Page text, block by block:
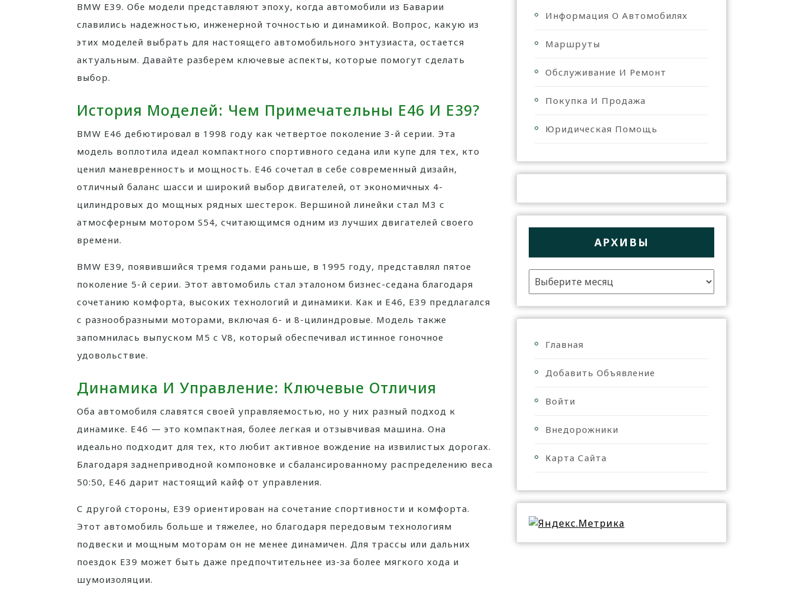
BMW E39. Обе модели представляют эпоху, когда автомобили из Баварии
славились надежностью, инженерной точностью и динамикой. Вопрос, какую из
этих моделей выбрать для настоящего автомобильного энтузиаста, остается
актуальным. Давайте разберем ключевые аспекты, которые помогут сделать
выбор.
История Моделей: Чем Примечательны E46 И E39?
BMW E46 дебютировал в 1998 году как четвертое поколение 3-й серии. Эта
модель воплотила идеал компактного спортивного седана или купе для тех, кто
ценил маневренность и мощность. E46 сочетал в себе современный дизайн,
отличный баланс шасси и широкий выбор двигателей, от экономичных 4-
цилиндровых до мощных рядных шестерок. Вершиной линейки стал M3 с
атмосферным мотором S54, считающимся одним из лучших двигателей своего
времени.
BMW E39, появившийся тремя годами раньше, в 1995 году, представлял пятое
поколение 5-й серии. Этот автомобиль стал эталоном бизнес-седана благодаря
сочетанию комфорта, высоких технологий и динамики. Как и E46, E39 предлагался
с разнообразными моторами, включая 6- и 8-цилиндровые. Модель также
запомнилась выпуском M5 с V8, который обеспечивал истинное гоночное
удовольствие.
Динамика И Управление: Ключевые Отличия
Оба автомобиля славятся своей управляемостью, но у них разный подход к
динамике. E46 — это компактная, более легкая и отзывчивая машина. Она
идеально подходит для тех, кто любит активное вождение на извилистых дорогах.
Благодаря заднеприводной компоновке и сбалансированному распределению веса
50:50, E46 дарит настоящий кайф от управления.
С другой стороны, E39 ориентирован на сочетание спортивности и комфорта.
Этот автомобиль больше и тяжелее, но благодаря передовым технологиям
подвески и мощным моторам он не менее динамичен. Для трассы или дальних
поездок E39 может быть даже предпочтительнее из-за более мягкого хода и
шумоизоляции.
Информация О Автомобилях
Маршруты
Обслуживание И Ремонт
Покупка И Продажа
Юридическая Помощь
АРХИВЫ
Главная
Добавить Объявление
Войти
Внедорожники
Карта Сайта